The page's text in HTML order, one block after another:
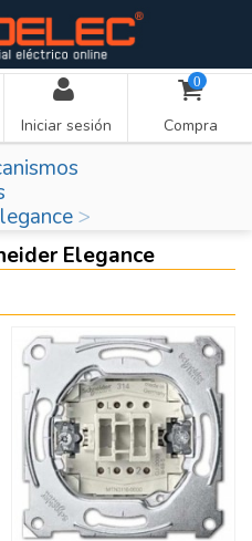
Iniciar sesión
0
Compra
Elegance